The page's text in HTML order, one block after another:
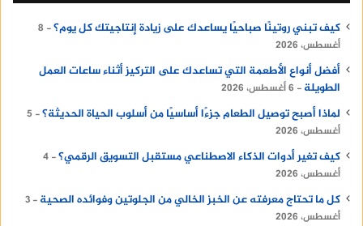
كيف تبني روتينًا صباحيًا يساعدك على زيادة إنتاجيتك كل يوم؟
8
أغسطس، 2026
أفضل أنواع الأطعمة التي تساعدك على التركيز أثناء ساعات العمل
الطويلة
6 أغسطس، 2026
لماذا أصبح توصيل الطعام جزءًا أساسيًا من أسلوب الحياة الحديثة؟
5
أغسطس، 2026
كيف تغير أدوات الذكاء الاصطناعي مستقبل التسويق الرقمي؟ 4
أغسطس، 2026
كل ما تحتاج معرفته عن الخبز الخالي من الجلوتين وفوائده الصحية
3
أغسطس، 2026